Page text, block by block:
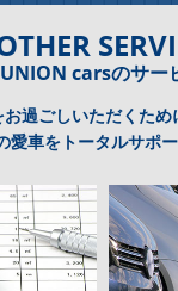
carsのサー
お過ごしいただくた
愛車をトータルサポー